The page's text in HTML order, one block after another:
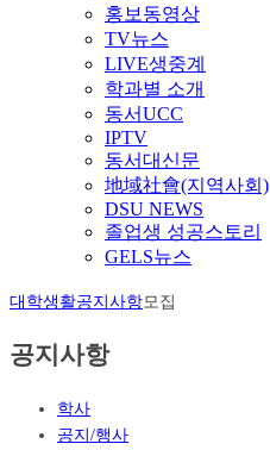
홍보동영상
TV뉴스
LIVE생중계
학과별 소개
동서UCC
IPTV
동서대신문
地域社會(지역사회)
DSU NEWS
졸업생 성공스토리
GELS뉴스
대학생활공지사항모집
공지사항
학사
공지/행사